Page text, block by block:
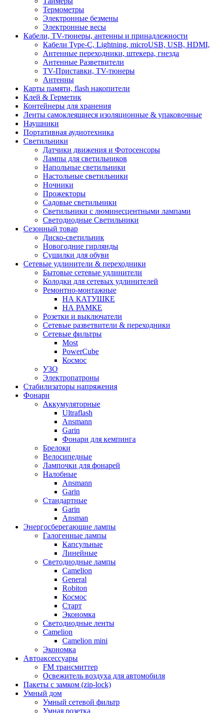
Термометры
Электронные безмены
Электронные весы
Кабели, TV-тюнеры, антенны и принадлежности
Кабели Type-C, Lightning, microUSB, USB, HDMI,
Антенные переходники, штекера, гнезда
Антенные Разветвители
TV-Приставки, TV-тюнеры
Антенны
Карты памяти, flash накопители
Клей & Герметик
Контейнеры для хранения
Ленты самоклеящиеся изоляционные & упаковочные
Наушники
Портативная аудиотехника
Светильники
Датчики движения и Фотосенсоры
Лампы для светильников
Напольные светильники
Настольные светильники
Ночники
Прожекторы
Садовые светильники
Светильники с люминесцентными лампами
Светодиодные Светильники
Сезонный товар
Диско-светильник
Новогодние гирлянды
Сушилки для обуви
Сетевые удлинители & переходники
Бытовые сетевые удлинители
Колодки для сетевых удлинителей
Ремонтно-монтажные
НА КАТУШКЕ
НА РАМКЕ
Розетки и выключатели
Сетевые разветвители & переходники
Сетевые фильтры
Most
PowerCube
Космос
УЗО
Электропатроны
Стабилизаторы напряжения
Фонари
Аккумуляторные
Ultraflash
Ansmann
Garin
Фонари для кемпинга
Брелоки
Велосипедные
Лампочки для фонарей
Налобные
Ansmann
Garin
Стандартные
Garin
Ansman
Энергосберегающие лампы
Галогенные лампы
Капсульные
Линейные
Светодиодные лампы
Camelion
General
Robiton
Космос
Старт
Экономка
Светодиодные ленты
Camelion
Camelion mini
Экономка
Автоаксессуары
FM трансмиттер
Освежитель воздуха для автомобиля
Пакеты с замком (zip-lock)
Умный дом
Умный сетевой фильтр
Умная розетка